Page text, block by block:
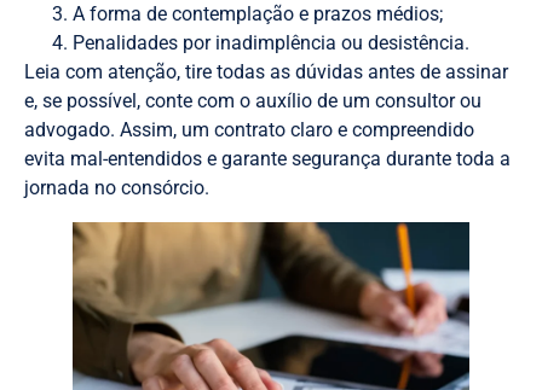
A forma de contemplação e prazos médios;
Penalidades por inadimplência ou desistência.
Leia com atenção, tire todas as dúvidas antes de assinar
e, se possível, conte com o auxílio de um consultor ou
advogado. Assim, um contrato claro e compreendido
evita mal-entendidos e garante segurança durante toda a
jornada no consórcio.